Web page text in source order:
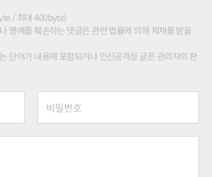
/ 최대 400byte)
명예를 훼손하는 댓글은 관련 법률에 의해 제재를 받을
단어가 내용에 포함되거나 인신공격성 글은 관리자의 판